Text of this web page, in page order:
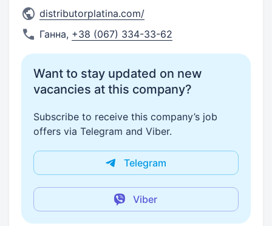
distributorplatina.com/
Ганна, +38 (067) 334-33-62
Want to stay updated on new
vacancies at this company?
Subscribe to receive this company’s job
offers via Telegram and Viber.
Telegram
Viber